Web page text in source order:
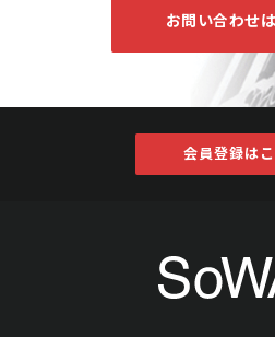
お問い合わせ
会員登録は